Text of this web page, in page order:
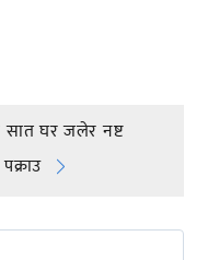
सात घर जलेर नष्ट